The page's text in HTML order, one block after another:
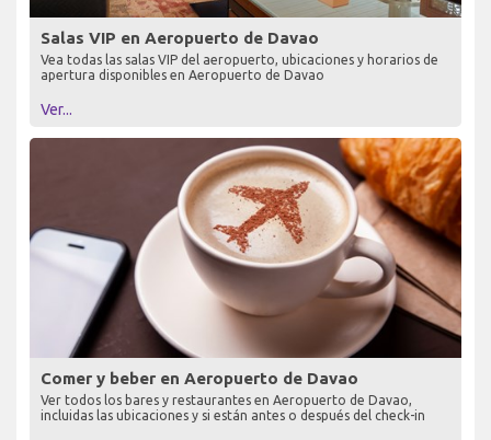
Salas VIP en Aeropuerto de Davao
Vea todas las salas VIP del aeropuerto, ubicaciones y horarios de
apertura disponibles en Aeropuerto de Davao
Ver...
Comer y beber en Aeropuerto de Davao
Ver todos los bares y restaurantes en Aeropuerto de Davao,
incluidas las ubicaciones y si están antes o después del check-in